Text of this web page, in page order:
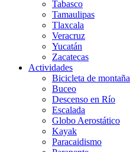
Tabasco
Tamaulipas
Tlaxcala
Veracruz
Yucatán
Zacatecas
Actividades
Bicicleta de montaña
Buceo
Descenso en Río
Escalada
Globo Aerostático
Kayak
Paracaidismo